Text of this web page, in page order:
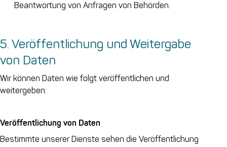
Beantwortung von Anfragen von Behörden.
5. Veröffentlichung und Weitergabe
von Daten
Wir können Daten wie folgt veröffentlichen und
weitergeben:
Veröffentlichung von Daten
Bestimmte unserer Dienste sehen die Veröffentlichung